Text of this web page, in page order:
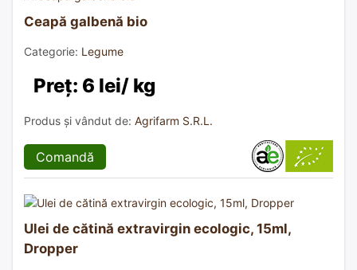
Ceapă galbenă bio
Categorie: Legume
Preț: 6 lei/ kg
Produs și vândut de: Agrifarm S.R.L.
Comandă
Ulei de cătină extravirgin ecologic, 15ml,
Dropper